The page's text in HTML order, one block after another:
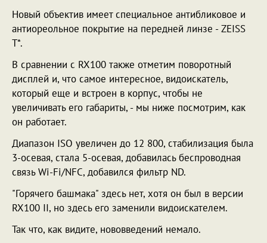
Новый объектив имеет специальное антибликовое и
антиореольное покрытие на передней линзе - ZEISS
T*.
В сравнении с RX100 также отметим поворотный
дисплей и, что самое интересное, видоискатель,
который еще и встроен в корпус, чтобы не
увеличивать его габариты, - мы ниже посмотрим, как
он работает.
Диапазон ISO увеличен до 12 800, стабилизация была
3-осевая, стала 5-осевая, добавилась беспроводная
связь Wi-Fi/NFC, добавился фильтр ND.
"Горячего башмака" здесь нет, хотя он был в версии
RX100 II, но здесь его заменили видоискателем.
Так что, как видите, нововведений немало.